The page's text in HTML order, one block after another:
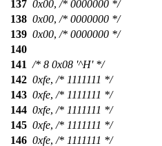
137 0x00, /* 0000000 */
138 0x00, /* 0000000 */
139 0x00, /* 0000000 */
140
141 /* 8 0x08 '^H' */
142 0xfe, /* 1111111 */
143 0xfe, /* 1111111 */
144 0xfe, /* 1111111 */
145 0xfe, /* 1111111 */
146 0xfe, /* 1111111 */